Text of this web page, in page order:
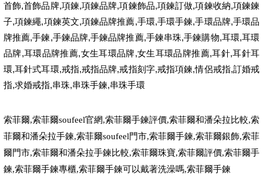
首飾,首飾品牌,項鍊,項鍊品牌,項鍊飾品,項鍊訂做,項鍊收納,項鍊鍊
子,項鍊繩,項鍊英文,項鍊品牌推薦,手環,手環手鍊,手環品牌,手環品
牌推薦,手鍊,手鍊品牌,手鍊品牌推薦,手鍊串珠,手鍊購物,耳環,耳環
品牌,耳環品牌推薦,女生耳環品牌,女生耳環品牌推薦,耳針,耳針耳
環,耳針式耳環,戒指,戒指品牌,戒指刻字,戒指項鍊,情侶戒指,訂婚戒
指,求婚戒指,串珠,串珠手鍊,串珠手環
索菲爾,索菲爾soufeel官網,索菲爾手鍊評價,索菲爾和潘朵拉比較,索
菲爾和潘朵拉手鍊,索菲爾soufeel門市,索菲爾手鍊,索菲爾銀飾,索菲
爾門市,索菲爾和潘朵拉手鍊比較,索菲爾珠寶,索菲爾評價,索菲爾手
鍊,索菲爾手鍊專櫃,索菲爾手鍊可以戴著洗澡嗎,索菲爾手鍊